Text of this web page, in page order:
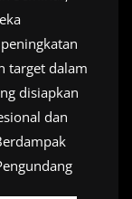
target dalam
disiapkan
dan